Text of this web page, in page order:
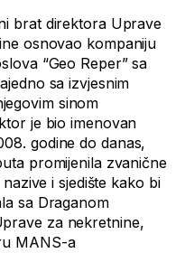
brat direktora Uprave
osnovao kompaniju
“Geo Reper” sa
sa izvjesnim
sinom
je bio imenovan
godine do danas,
promijenila zvanične
i sjedište kako bi
sa Draganom
za nekretnine,
MANS-a